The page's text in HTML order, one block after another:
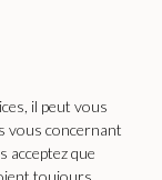
il peut vous
vous concernant
acceptez que
toujours